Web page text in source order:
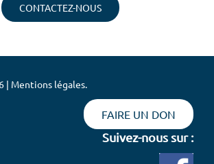
CONTACTEZ-NOUS
| Mentions légales.
FAIRE UN DON
Suivez-nous sur :